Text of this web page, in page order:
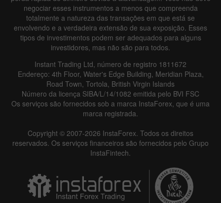
negociar esses instrumentos a menos que compreenda
totalmente a natureza das transações em que está se
envolvendo e a verdadeira extensão de sua exposição. Esses
tipos de investimentos podem ser adequados para alguns
investidores, mas não são para todos.
Instant Trading Ltd, número de registro 1811672
Endereço: 4th Floor, Water's Edge Building, Meridian Plaza,
Road Town, Tortola, British Virgin Islands
Número da licença SIBA/L/14/1082 emitida pelo BVI FSC
Os serviços são fornecidos sob a marca InstaForex, que é uma
marca registrada.
Copyright © 2007-2026 InstaForex. Todos os direitos
reservados. Os serviços financeiros são fornecidos pelo Grupo
InstaFintech.